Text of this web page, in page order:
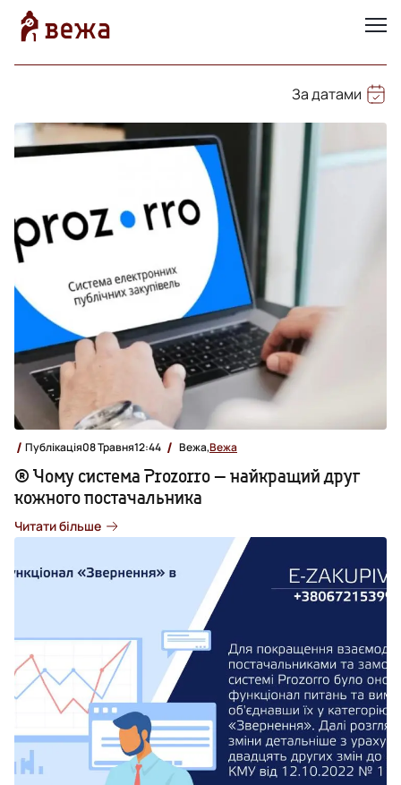
За датами
Публікація08 Травня12:44 Вежа,Вежа
® Чому система Prozorro — найкращий друг
кожного постачальника
Читати більше